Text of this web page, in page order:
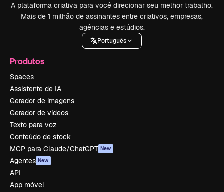
A plataforma criativa para você direcionar seu melhor trabalho.
Mais de 1 milhão de assinantes entre criativos, empresas,
agências e estúdios.
Português
Produtos
Spaces
Assistente de IA
Gerador de imagens
Gerador de vídeos
Texto para voz
Conteúdo de stock
MCP para Claude/ChatGPT New
Agentes New
API
App móvel